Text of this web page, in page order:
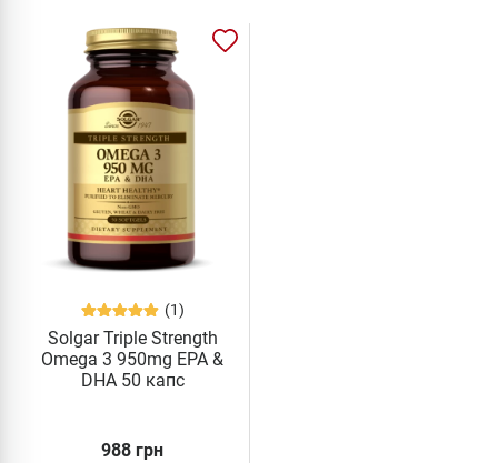
(1)
Solgar Triple Strength
Omega 3 950mg EPA &
DHA 50 капс
988 грн